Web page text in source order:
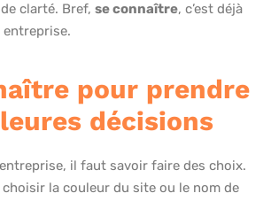
clarté. Bref, se connaître, c’est déjà
pour prendre
décisions
il faut savoir faire des choix.
la couleur du site ou le nom de